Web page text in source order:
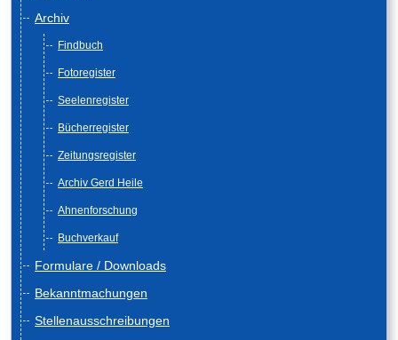
Archiv
Findbuch
Fotoregister
Seelenregister
Bücherregister
Zeitungsregister
Archiv Gerd Heile
Ahnenforschung
Buchverkauf
Formulare / Downloads
Bekanntmachungen
Stellenausschreibungen